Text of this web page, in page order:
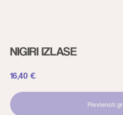
NIGIRI IZLASE
16,40 €
Pievienot